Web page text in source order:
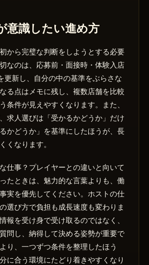
意識したい進め方
から完璧な判断をしようとする必要
なのは、応募前・面接時・体験入店
更新し、自分の中の基準をぶらさな
る点はメモに残し、複数店舗を比較
条件が見えやすくなります。また、
求人選びは「受かるかどうか」だけ
かどうか」を基準にしたほうが、長
くなります。
仕事？プレイヤーとの違いと向いて
たときは、魅力的な言葉よりも、働
実を優先してください。ホストの仕
選び方で負担も成長速度も変わりま
報を受け身で受け取るのではなく、
問し、納得して決める姿勢が重要で
り、一つずつ条件を整理したほう
に合う環境にたどり着きやすくなり